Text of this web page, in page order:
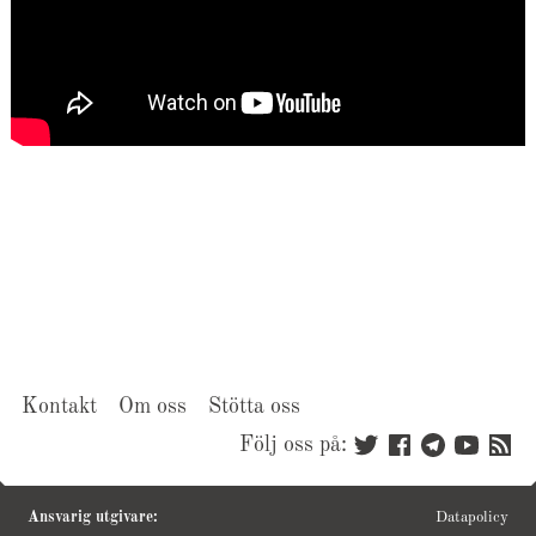
Kontakt Om oss
Stötta oss
Följ oss på:
Ansvarig utgivare: Datapolicy